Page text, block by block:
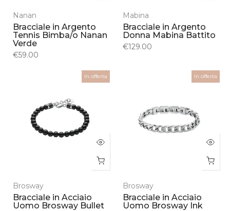
Nanan
Bracciale in Argento
Tennis Bimba/o Nanan
Verde
€59.00
Mabina
Bracciale in Argento
Donna Mabina Battito
€129.00
In offerta
Brosway
Bracciale in Acciaio
Uomo Brosway Bullet
In offerta
Brosway
Bracciale in Acciaio
Uomo Brosway Ink